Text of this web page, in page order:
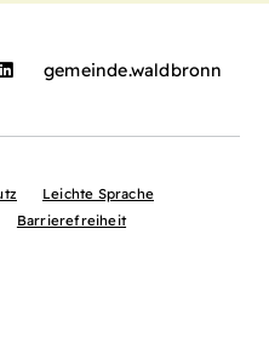
gemeinde.waldbronn
Leichte Sprache
Barrierefreiheit